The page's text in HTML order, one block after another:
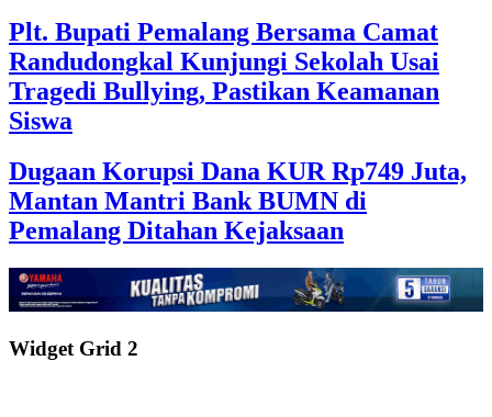
Plt. Bupati Pemalang Bersama Camat
Randudongkal Kunjungi Sekolah Usai
Tragedi Bullying, Pastikan Keamanan
Siswa
Dugaan Korupsi Dana KUR Rp749 Juta,
Mantan Mantri Bank BUMN di
Pemalang Ditahan Kejaksaan
Widget Grid 2